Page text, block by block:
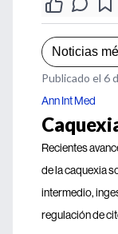
Noticias
Publicado el 6
Ann Int Med
Recientes
de la caquexia
intermedio,
regulación de